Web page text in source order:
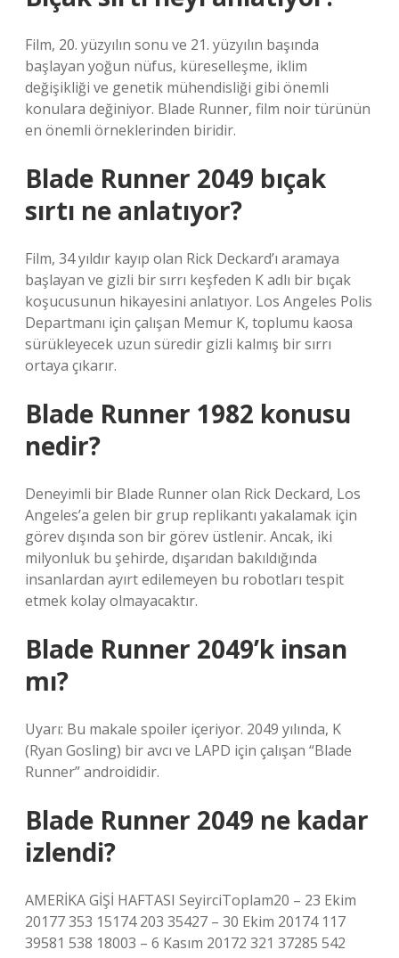
Film, 20. yüzyılın sonu ve 21. yüzyılın başında
başlayan yoğun nüfus, küreselleşme, iklim
değişikliği ve genetik mühendisliği gibi önemli
konulara değiniyor. Blade Runner, film noir türünün
en önemli örneklerinden biridir.
Blade Runner 2049 bıçak
sırtı ne anlatıyor?
Film, 34 yıldır kayıp olan Rick Deckard’ı aramaya
başlayan ve gizli bir sırrı keşfeden K adlı bir bıçak
koşucusunun hikayesini anlatıyor. Los Angeles Polis
Departmanı için çalışan Memur K, toplumu kaosa
sürükleyecek uzun süredir gizli kalmış bir sırrı
ortaya çıkarır.
Blade Runner 1982 konusu
nedir?
Deneyimli bir Blade Runner olan Rick Deckard, Los
Angeles’a gelen bir grup replikantı yakalamak için
görev dışında son bir görev üstlenir. Ancak, iki
milyonluk bu şehirde, dışarıdan bakıldığında
insanlardan ayırt edilemeyen bu robotları tespit
etmek kolay olmayacaktır.
Blade Runner 2049’k insan
mı?
Uyarı: Bu makale spoiler içeriyor. 2049 yılında, K
(Ryan Gosling) bir avcı ve LAPD için çalışan “Blade
Runner” androididir.
Blade Runner 2049 ne kadar
izlendi?
AMERİKA GİŞİ HAFTASI SeyirciToplam20 – 23 Ekim
20177 353 15174 203 35427 – 30 Ekim 20174 117
39581 538 18003 – 6 Kasım 20172 321 37285 542